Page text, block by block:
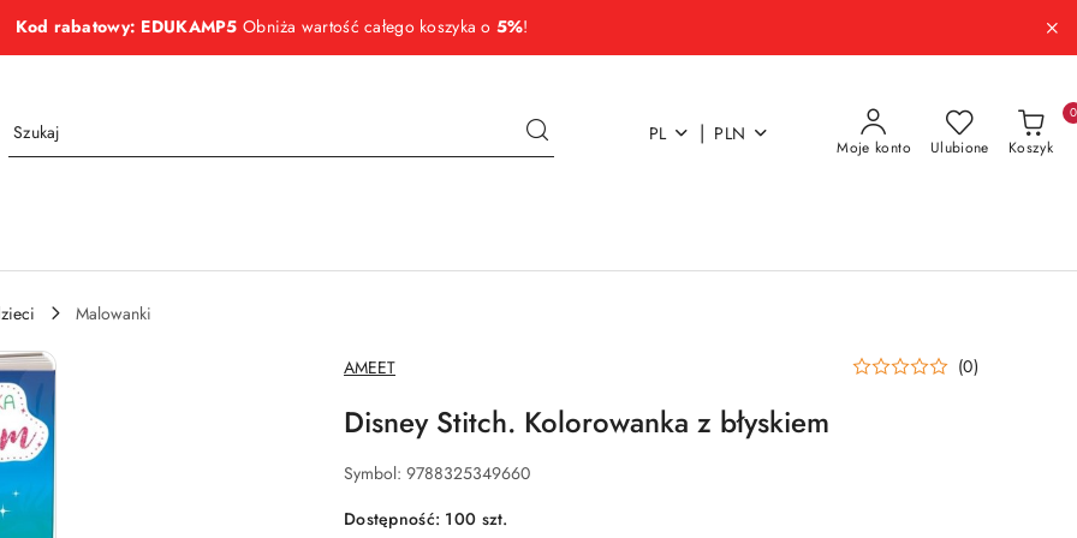
Kod rabatowy: EDUKAMP5 Obniża wartość całego koszyka o 5%!
PL | PLN
Moje konto Ulubione Koszyk
0
Malowanki
NAZWA
PRODUCENTA:
AMEET (0)
Disney Stitch. Kolorowanka z błyskiem
Symbol: 9788325349660
Dostępność: 100 szt.